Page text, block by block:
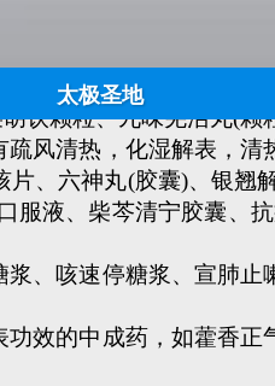
太极圣地
嗽者，宜服用具有疏
饮颗粒、九味羌活丸(
清热，化湿解表，清
、六神丸(胶囊)、银翘
液、柴芩清宁胶囊、
咳速停糖浆、宣肺止
的中成药，如藿香正